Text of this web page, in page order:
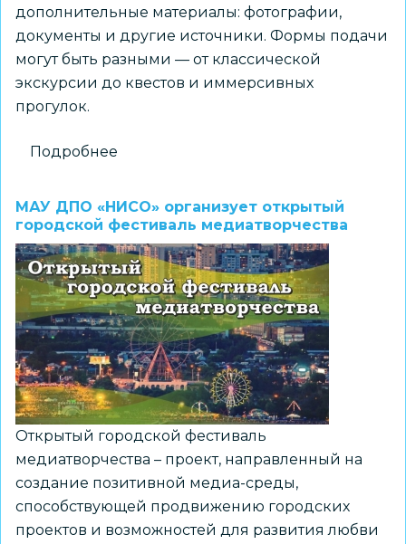
дополнительные материалы: фотографии,
документы и другие источники. Формы подачи
могут быть разными — от классической
экскурсии до квестов и иммерсивных
прогулок.
Подробнее
—
город
Крячкова:
объявлен
старт
приёма
заявок
на
участие
в
девятом
фестивале
авторских
пешеходных
экскурсий
МАУ ДПО «НИСО» организует открытый
городской фестиваль медиатворчества
Открытый городской фестиваль
медиатворчества – проект, направленный на
создание позитивной медиа-среды,
способствующей продвижению городских
проектов и возможностей для развития любви